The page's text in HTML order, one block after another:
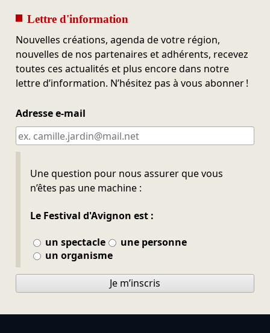
Lettre d'information
Nouvelles créations, agenda de votre région,
nouvelles de nos partenaires et adhérents, recevez
toutes ces actualités et plus encore dans notre
lettre d’information. N’hésitez pas à vous abonner !
Adresse e-mail
Une question pour nous assurer que vous
n’êtes pas une machine :
Le Festival d'Avignon est :
un spectacle
une personne
un organisme
Ne pas remplir
Je m’inscris